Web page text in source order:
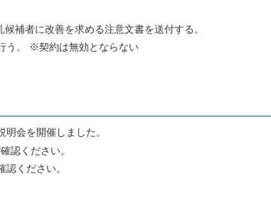
補者に改善を求める注意文書を送付する。
。 ※契約は無効とならない
会を開催しました。
認ください。
ください。